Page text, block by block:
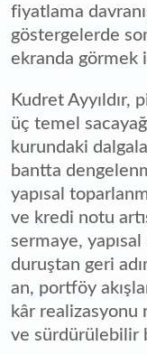
fiyatlama
göstergelerde
ekranda görmek
Kudret Ayyıldır,
üç temel
kurundaki
bantta
yapısal
ve kredi notu
sermaye, yapısal
duruştan geri
an, portföy
kâr realizasyonu
ve sürdürülebilir